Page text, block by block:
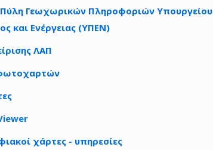
Πύλη Γεωχωρικών Πληροφοριών Υπουργείου
και Ενέργειας (ΥΠΕΝ)
ΛΑΠ
χάρτες - υπηρεσίες